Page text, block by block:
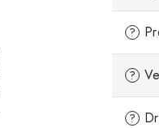
?
?
?